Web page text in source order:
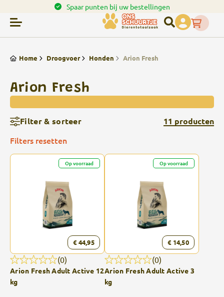
Spaar punten bij uw bestellingen
Home Droogvoer Honden Arion Fresh
Arion Fresh
Filter & sorteer 11 producten
Filters resetten
Op voorraad
€ 44,95
(0)
Arion Fresh Adult Active 12
kg
Op voorraad
€ 14,50
(0)
Arion Fresh Adult Active 3
kg